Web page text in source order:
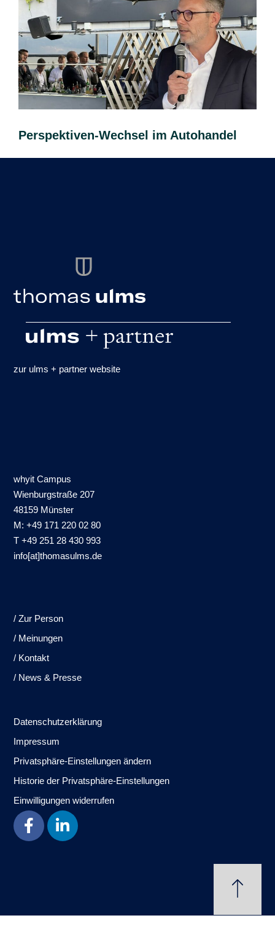
Perspektiven-Wechsel im Autohandel
zur ulms + partner website
whyit Campus
Wienburgstraße 207
48159 Münster
M: +49 171 220 02 80
T +49 251 28 430 993
info[at]thomasulms.de
/ Zur Person
/ Meinungen
/ Kontakt
/ News & Presse
Datenschutzerklärung
Impressum
Privatsphäre-Einstellungen ändern
Historie der Privatsphäre-Einstellungen
Einwilligungen widerrufen